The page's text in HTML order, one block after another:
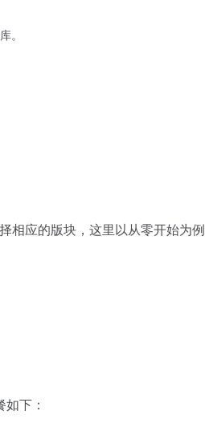
。
相应的版块，这里以从零开始为例
下：